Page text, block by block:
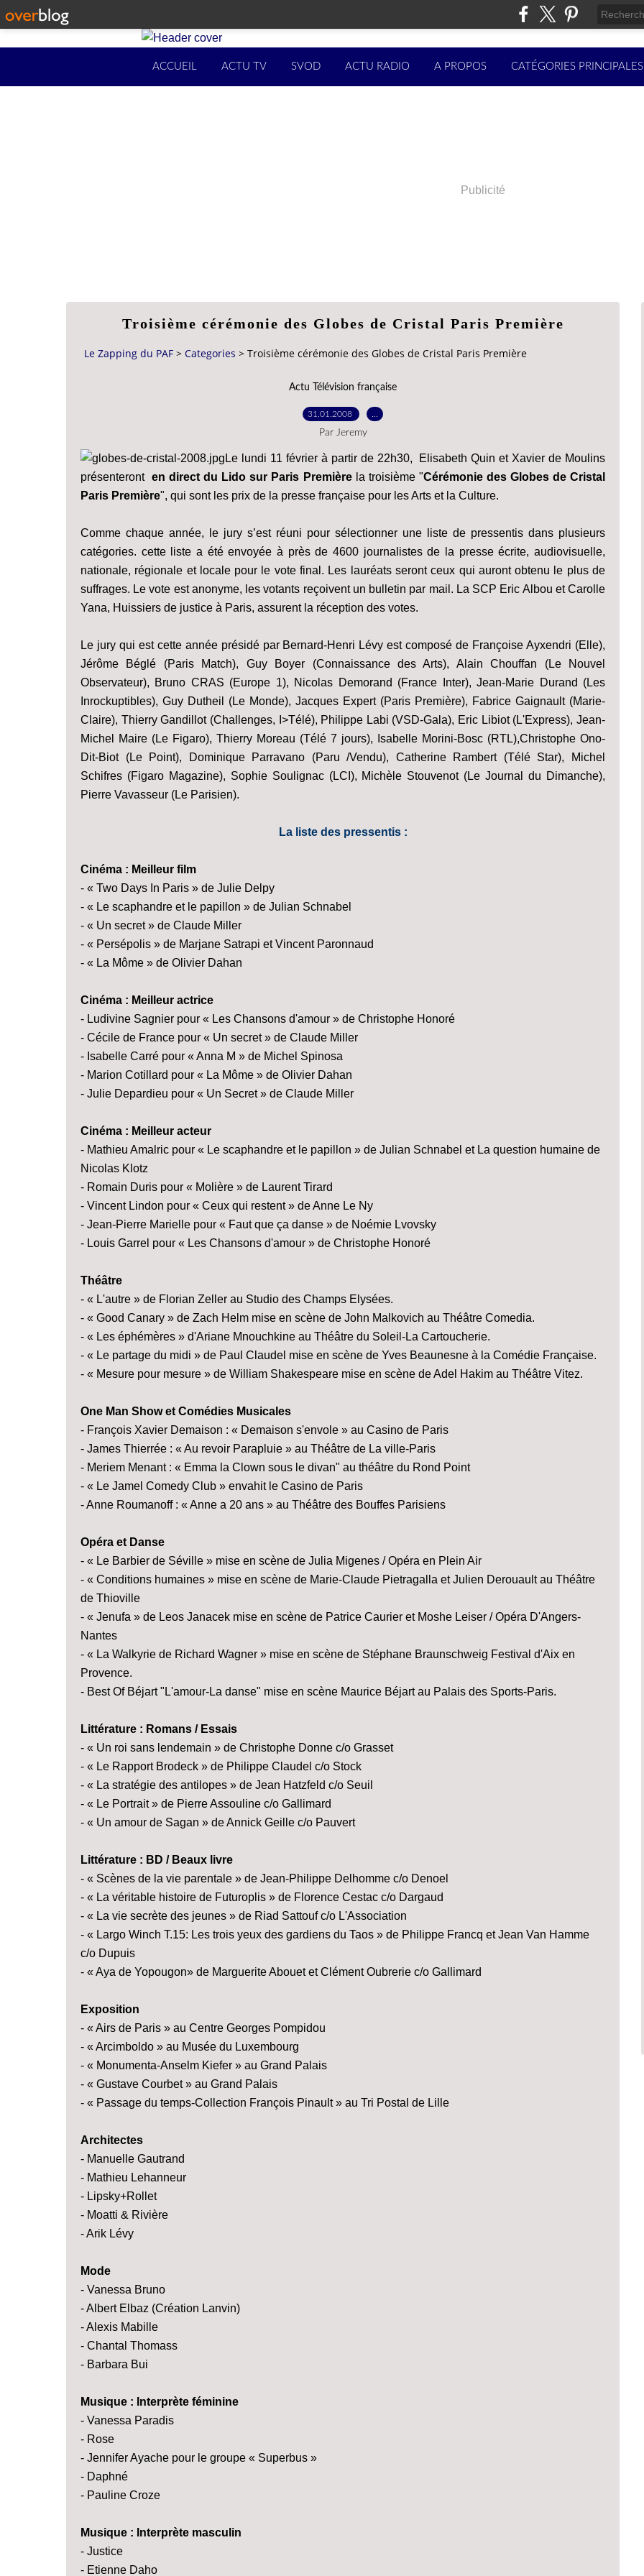
ACCUEIL ACTU TV SVOD ACTU RADIO A PROPOS CATÉGORIES PRINCIPALES
Publicité
Troisième cérémonie des Globes de Cristal Paris Première
Le Zapping du PAF > Categories > Troisième cérémonie des Globes de Cristal Paris Première
Actu Télévision française
31.01.2008
Par Jeremy
Le lundi 11 février à partir de 22h30, Elisabeth Quin et Xavier de Moulins
présenteronten direct du Lido sur Paris Premièrela troisième "Cérémonie des Globes de Cristal
Paris Première", qui sont les prix de la presse française pour les Arts et la Culture.
Comme chaque année, le jury s’est réuni pour sélectionner une liste de pressentis dans plusieurs
catégories. cette liste a été envoyée à près de 4600 journalistes de la presse écrite, audiovisuelle,
nationale, régionale et locale pour le vote final. Les lauréats seront ceux qui auront obtenu le plus de
suffrages. Le vote est anonyme, les votants reçoivent un bulletin par mail. La SCP Eric Albou et Carolle
Yana, Huissiers de justice à Paris, assurent la réception des votes.
Le jury qui est cette année présidé par Bernard-Henri Lévy est composé de Françoise Ayxendri (Elle),
Jérôme Béglé (Paris Match), Guy Boyer (Connaissance des Arts), Alain Chouffan (Le Nouvel
Observateur), Bruno CRAS (Europe 1), Nicolas Demorand (France Inter), Jean-Marie Durand (Les
Inrockuptibles), Guy Dutheil (Le Monde), Jacques Expert (Paris Première), Fabrice Gaignault (Marie-
Claire), Thierry Gandillot (Challenges, I>Télé), Philippe Labi (VSD-Gala), Eric Libiot (L'Express), Jean-
Michel Maire (Le Figaro), Thierry Moreau (Télé 7 jours), Isabelle Morini-Bosc (RTL),Christophe Ono-
Dit-Biot (Le Point), Dominique Parravano (Paru /Vendu), Catherine Rambert (Télé Star), Michel
Schifres (Figaro Magazine), Sophie Soulignac (LCI), Michèle Stouvenot (Le Journal du Dimanche),
Pierre Vavasseur (Le Parisien).
La liste des pressentis :
Cinéma : Meilleur film
- « Two Days In Paris » de Julie Delpy
- « Le scaphandre et le papillon » de Julian Schnabel
- « Un secret » de Claude Miller
- « Persépolis » de Marjane Satrapi et Vincent Paronnaud
- « La Môme » de Olivier Dahan
Cinéma : Meilleur actrice
- Ludivine Sagnier pour « Les Chansons d'amour » de Christophe Honoré
- Cécile de France pour « Un secret » de Claude Miller
- Isabelle Carré pour « Anna M » de Michel Spinosa
- Marion Cotillard pour « La Môme » de Olivier Dahan
- Julie Depardieu pour « Un Secret » de Claude Miller
Cinéma : Meilleur acteur
- Mathieu Amalric pour « Le scaphandre et le papillon » de Julian Schnabel et La question humaine de
Nicolas Klotz
- Romain Duris pour « Molière » de Laurent Tirard
- Vincent Lindon pour « Ceux qui restent » de Anne Le Ny
- Jean-Pierre Marielle pour « Faut que ça danse » de Noémie Lvovsky
- Louis Garrel pour « Les Chansons d'amour » de Christophe Honoré
Théâtre
- « L'autre » de Florian Zeller au Studio des Champs Elysées.
- « Good Canary » de Zach Helm mise en scène de John Malkovich au Théâtre Comedia.
- « Les éphémères » d'Ariane Mnouchkine au Théâtre du Soleil-La Cartoucherie.
- « Le partage du midi » de Paul Claudel mise en scène de Yves Beaunesne à la Comédie Française.
- « Mesure pour mesure » de William Shakespeare mise en scène de Adel Hakim au Théâtre Vitez.
One Man Show et Comédies Musicales
- François Xavier Demaison : « Demaison s'envole » au Casino de Paris
- James Thierrée : « Au revoir Parapluie » au Théâtre de La ville-Paris
- Meriem Menant : « Emma la Clown sous le divan" au théâtre du Rond Point
- « Le Jamel Comedy Club » envahit le Casino de Paris
- Anne Roumanoff : « Anne a 20 ans » au Théâtre des Bouffes Parisiens
Opéra et Danse
- « Le Barbier de Séville » mise en scène de Julia Migenes / Opéra en Plein Air
- « Conditions humaines » mise en scène de Marie-Claude Pietragalla et Julien Derouault au Théâtre
de Thioville
- « Jenufa » de Leos Janacek mise en scène de Patrice Caurier et Moshe Leiser / Opéra D'Angers-
Nantes
- « La Walkyrie de Richard Wagner » mise en scène de Stéphane Braunschweig Festival d'Aix en
Provence.
- Best Of Béjart "L'amour-La danse" mise en scène Maurice Béjart au Palais des Sports-Paris.
Littérature : Romans / Essais
- « Un roi sans lendemain » de Christophe Donne c/o Grasset
- « Le Rapport Brodeck » de Philippe Claudel c/o Stock
- « La stratégie des antilopes » de Jean Hatzfeld c/o Seuil
- « Le Portrait » de Pierre Assouline c/o Gallimard
- « Un amour de Sagan » de Annick Geille c/o Pauvert
Littérature : BD / Beaux livre
- « Scènes de la vie parentale » de Jean-Philippe Delhomme c/o Denoel
- « La véritable histoire de Futuroplis » de Florence Cestac c/o Dargaud
- « La vie secrète des jeunes » de Riad Sattouf c/o L'Association
- « Largo Winch T.15: Les trois yeux des gardiens du Taos » de Philippe Francq et Jean Van Hamme
c/o Dupuis
- « Aya de Yopougon» de Marguerite Abouet et Clément Oubrerie c/o Gallimard
Exposition
- « Airs de Paris » au Centre Georges Pompidou
- « Arcimboldo » au Musée du Luxembourg
- « Monumenta-Anselm Kiefer » au Grand Palais
- « Gustave Courbet » au Grand Palais
- « Passage du temps-Collection François Pinault » au Tri Postal de Lille
Architectes
- Manuelle Gautrand
- Mathieu Lehanneur
- Lipsky+Rollet
- Moatti & Rivière
- Arik Lévy
Mode
- Vanessa Bruno
- Albert Elbaz (Création Lanvin)
- Alexis Mabille
- Chantal Thomass
- Barbara Bui
Musique : Interprète féminine
- Vanessa Paradis
- Rose
- Jennifer Ayache pour le groupe « Superbus »
- Daphné
- Pauline Croze
Musique : Interprète masculin
- Justice
- Etienne Daho